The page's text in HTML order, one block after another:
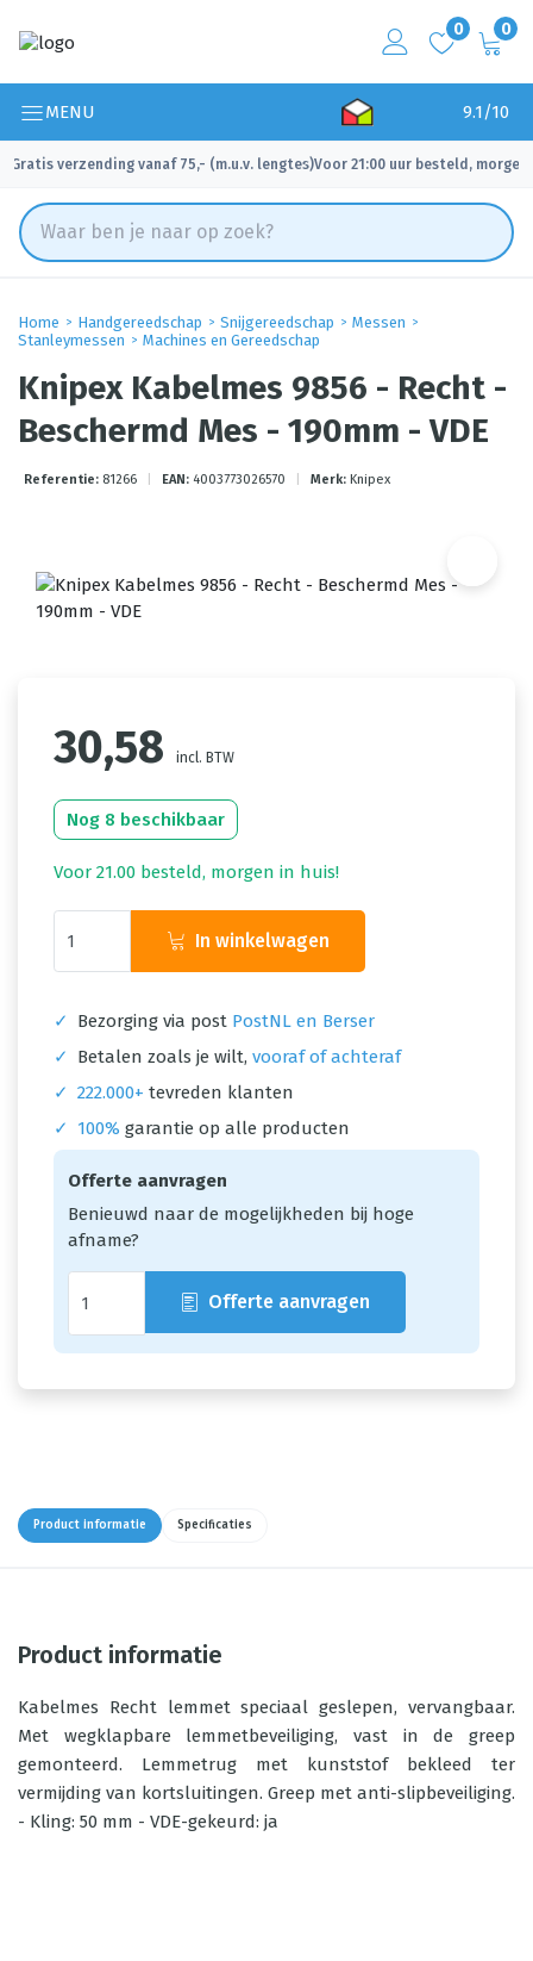
0 0
MENU 9.1/10
Gratis verzending vanaf 75,- (m.u.v. lengtes)
✓ Voor 21:00 uur besteld, morgen
Home Handgereedschap Snijgereedschap
Messen
Stanleymessen
Machines en Gereedschap
Knipex Kabelmes 9856 - Recht -
Beschermd Mes - 190mm - VDE
Referentie: 81266 EAN: 4003773026570 Merk: Knipex
30,58 incl. BTW
Nog 8 beschikbaar
Voor 21.00 besteld, morgen in huis!
In winkelwagen
✓ Bezorging via post PostNL en Berser
✓
Betalen zoals je wilt, vooraf of achteraf
✓ 222.000+ tevreden klanten
✓
100% garantie op alle producten
Offerte aanvragen
Benieuwd naar de mogelijkheden bij hoge
afname?
Offerte aanvragen
Product informatie Specificaties
Product informatie
Kabelmes Recht lemmet speciaal geslepen, vervangbaar.
Met wegklapbare lemmetbeveiliging, vast in de greep
gemonteerd. Lemmetrug met kunststof bekleed ter
vermijding van kortsluitingen. Greep met anti-slipbeveiliging.
- Kling: 50 mm - VDE-gekeurd: ja